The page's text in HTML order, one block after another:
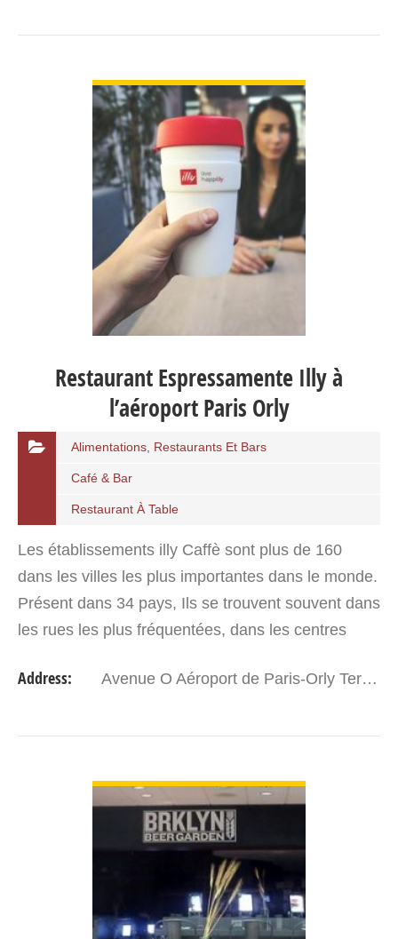
Restaurant Espressamente Illy à
l’aéroport Paris Orly
Alimentations, Restaurants Et Bars
Café & Bar
Restaurant À Table
Les établissements illy Caffè sont plus de 160
dans les villes les plus importantes dans le monde.
Présent dans 34 pays, Ils se trouvent souvent dans
les rues les plus fréquentées, dans les centres
Address: Avenue O Aéroport de Paris-Orly Terminal Ouest, Départs, Gate 31, 94390 Orly France